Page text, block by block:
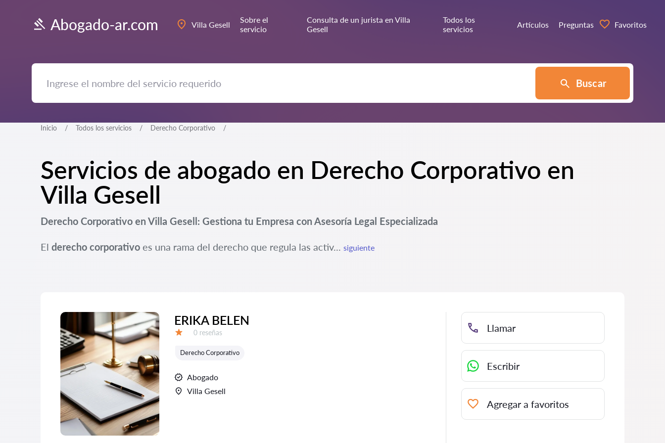
Abogado-ar.com Villa Gesell
Sobre el
servicio
Consulta de un jurista en Villa
Gesell
Todos los
servicios
Artículos Preguntas Favoritos
Buscar
Inicio Todos los servicios Derecho Corporativo
Servicios de abogado en Derecho Corporativo en
Villa Gesell
Derecho Corporativo en Villa Gesell: Gestiona tu Empresa con Asesoría Legal Especializada
El derecho corporativo es una rama del derecho que regula las activ... siguiente
ERIKA BELEN
Número de reseñas:
0 reseñas
Derecho Corporativo
Abogado
Villa Gesell
Llamar
Escribir
Agregar a favoritos